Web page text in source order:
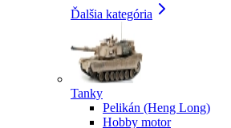
Ďalšia kategória
Tanky
Pelikán (Heng Long)
Hobby motor